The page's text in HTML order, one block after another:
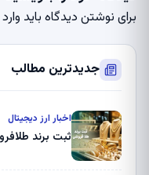
برای نوشتن دیدگاه باید
جدیدترین مطالب
اخبار ارز دیجیتال
ثبت برند